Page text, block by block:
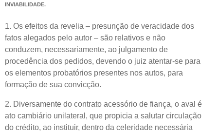
INVIABILIDADE.
1. Os efeitos da revelia – presunção de veracidade dos
fatos alegados pelo autor – são relativos e não
conduzem, necessariamente, ao julgamento de
procedência dos pedidos, devendo o juiz atentar-se para
os elementos probatórios presentes nos autos, para
formação de sua convicção.
2. Diversamente do contrato acessório de fiança, o aval é
ato cambiário unilateral, que propicia a salutar circulação
do crédito, ao instituir, dentro da celeridade necessária